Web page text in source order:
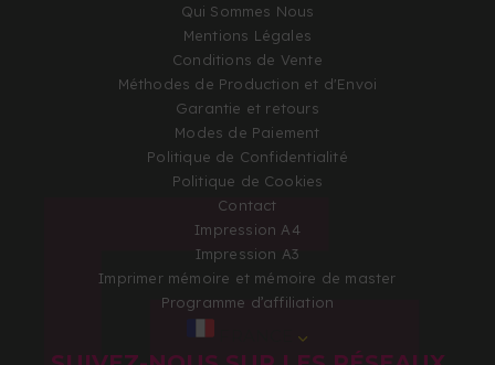
Qui Sommes Nous
Mentions Légales
Conditions de Vente
Méthodes de Production et d'Envoi
Garantie et retours
Modes de Paiement
Politique de Confidentialité
Politique de Cookies
Contact
Impression A4
Impression A3
Imprimer mémoire et mémoire de master
Programme d’affiliation